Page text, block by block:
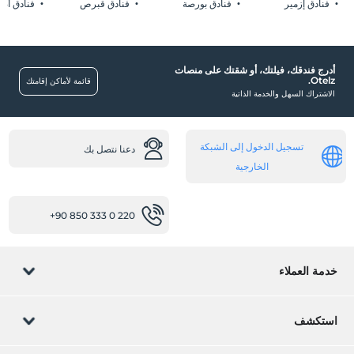
كرسي اطفال في المطعم
غرف عائلية
أماكن العمل
فنادق إزمير فنادق بورصة فنادق قبرص فنادق
أدرج فندقك، فيلتك، أو شقتك على منصات
Otelz.
الاشتراك السهل والخدمة الذاتية
قائمة لأماكن إقامتك
تسجيل الدخول إلى الشبكة
الخارجية
دعنا نتصل بك
+90 850 333 0 220
خدمة العملاء
إدارة الحجز
استكشف